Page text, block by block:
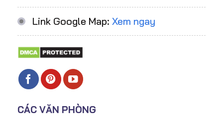
Link Google Map: Xem ngay
CÁC VĂN PHÒNG